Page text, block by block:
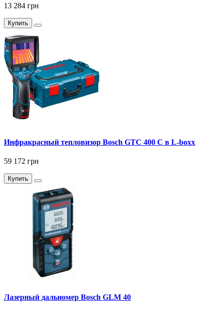
13 284 грн
Купить
Инфракрасный тепловизор Bosch GTC 400 C в L-boxx
59 172 грн
Купить
Лазерный дальномер Bosch GLM 40